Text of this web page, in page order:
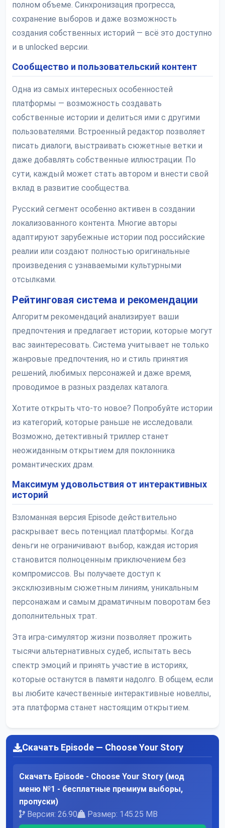
полном объеме. Синхронизация прогресса,
сохранение выборов и даже возможность
создания собственных историй — всё это доступно
и в unlocked версии.
Сообщество и пользовательский контент
Одна из самых интересных особенностей
платформы — возможность создавать
собственные истории и делиться ими с другими
пользователями. Встроенный редактор позволяет
писать диалоги, выстраивать сюжетные ветки и
даже добавлять собственные иллюстрации. По
сути, каждый может стать автором и внести свой
вклад в развитие сообщества.
Русский сегмент особенно активен в создании
локализованного контента. Многие авторы
адаптируют зарубежные истории под российские
реалии или создают полностью оригинальные
произведения с узнаваемыми культурными
отсылками.
Рейтинговая система и рекомендации
Алгоритм рекомендаций анализирует ваши
предпочтения и предлагает истории, которые могут
вас заинтересовать. Система учитывает не только
жанровые предпочтения, но и стиль принятия
решений, любимых персонажей и даже время,
проводимое в разных разделах каталога.
Хотите открыть что-то новое? Попробуйте истории
из категорий, которые раньше не исследовали.
Возможно, детективный триллер станет
неожиданным открытием для поклонника
романтических драм.
Максимум удовольствия от интерактивных
историй
Взломанная версия Episode действительно
раскрывает весь потенциал платформы. Когда
deньги не ограничивают выбор, каждая история
становится полноценным приключением без
компромиссов. Вы получаете доступ к
эксклюзивным сюжетным линиям, уникальным
персонажам и самым драматичным поворотам без
дополнительных трат.
Эта игра-симулятор жизни позволяет прожить
тысячи альтернативных судеб, испытать весь
спектр эмоций и принять участие в историях,
которые останутся в памяти надолго. В общем, если
вы любите качественные интерактивные новеллы,
эта платформа станет настоящим открытием.
Скачать Episode — Choose Your Story
Скачать Episode - Choose Your Story (мод
меню №1 - бесплатные премиум выборы,
пропуски)
Версия: 26.90
Размер: 145.25 MB